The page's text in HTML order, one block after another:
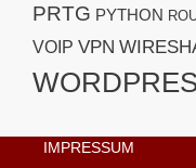
PRTG PYTHON
VOIP VPN
IMPRESSUM